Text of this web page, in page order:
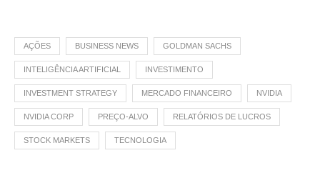
AÇÕES BUSINESS NEWS GOLDMAN SACHS
INTELIGÊNCIA ARTIFICIAL INVESTIMENTO
INVESTMENT STRATEGY MERCADO FINANCEIRO NVIDIA
NVIDIA CORP PREÇO-ALVO RELATÓRIOS DE LUCROS
STOCK MARKETS TECNOLOGIA